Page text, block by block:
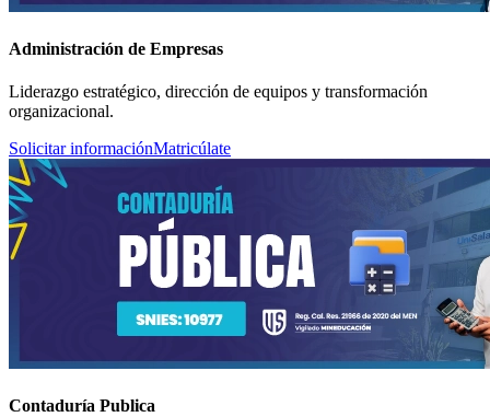
Administración de Empresas
Liderazgo estratégico, dirección de equipos y transformación
organizacional.
Solicitar informaciónMatricúlate
Contaduría Publica